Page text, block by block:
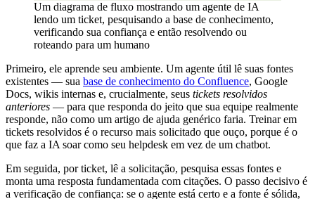
Um diagrama de fluxo mostrando um agente de IA
lendo um ticket, pesquisando a base de conhecimento,
verificando sua confiança e então resolvendo ou
roteando para um humano
Primeiro, ele aprende seu ambiente. Um agente útil lê suas fontes
existentes — sua base de conhecimento do Confluence, Google
Docs, wikis internas e, crucialmente, seus tickets resolvidos
anteriores — para que responda do jeito que sua equipe realmente
responde, não como um artigo de ajuda genérico faria. Treinar em
tickets resolvidos é o recurso mais solicitado que ouço, porque é o
que faz a IA soar como seu helpdesk em vez de um chatbot.
Em seguida, por ticket, lê a solicitação, pesquisa essas fontes e
monta uma resposta fundamentada com citações. O passo decisivo é
a verificação de confiança: se o agente está certo e a fonte é sólida,